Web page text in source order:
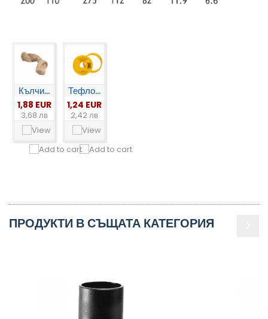
Кълчи...
1,88 EUR
3,68 лв
Тефло...
1,24 EUR
2,42 лв
ПРОДУКТИ В СЪЩАТА КАТЕГОРИЯ